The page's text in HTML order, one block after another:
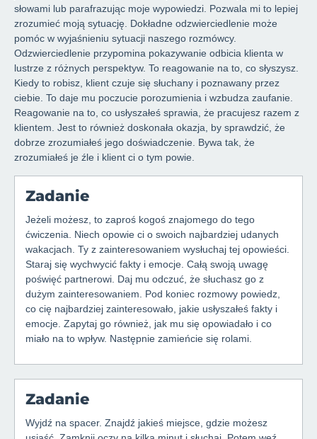
słowami lub parafrazując moje wypowiedzi. Pozwala mi to lepiej
zrozumieć moją sytuację. Dokładne odzwierciedlenie może
pomóc w wyjaśnieniu sytuacji naszego rozmówcy.
Odzwierciedlenie przypomina pokazywanie odbicia klienta w
lustrze z różnych perspektyw. To reagowanie na to, co słyszysz.
Kiedy to robisz, klient czuje się słuchany i poznawany przez
ciebie. To daje mu poczucie porozumienia i wzbudza zaufanie.
Reagowanie na to, co usłyszałeś sprawia, że pracujesz razem z
klientem. Jest to również doskonała okazja, by sprawdzić, że
dobrze zrozumiałeś jego doświadczenie. Bywa tak, że
zrozumiałeś je źle i klient ci o tym powie.
Zadanie
Jeżeli możesz, to zaproś kogoś znajomego do tego
ćwiczenia. Niech opowie ci o swoich najbardziej udanych
wakacjach. Ty z zainteresowaniem wysłuchaj tej opowieści.
Staraj się wychwycić fakty i emocje. Całą swoją uwagę
poświęć partnerowi. Daj mu odczuć, że słuchasz go z
dużym zainteresowaniem. Pod koniec rozmowy powiedz,
co cię najbardziej zainteresowało, jakie usłyszałeś fakty i
emocje. Zapytaj go również, jak mu się opowiadało i co
miało na to wpływ. Następnie zamieńcie się rolami.
Zadanie
Wyjdź na spacer. Znajdź jakieś miejsce, gdzie możesz